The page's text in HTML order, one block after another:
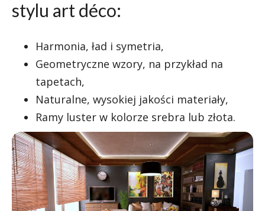
stylu art déco:
Harmonia, ład i symetria,
Geometryczne wzory, na przykład na
tapetach,
Naturalne, wysokiej jakości materiały,
Ramy luster w kolorze srebra lub złota.